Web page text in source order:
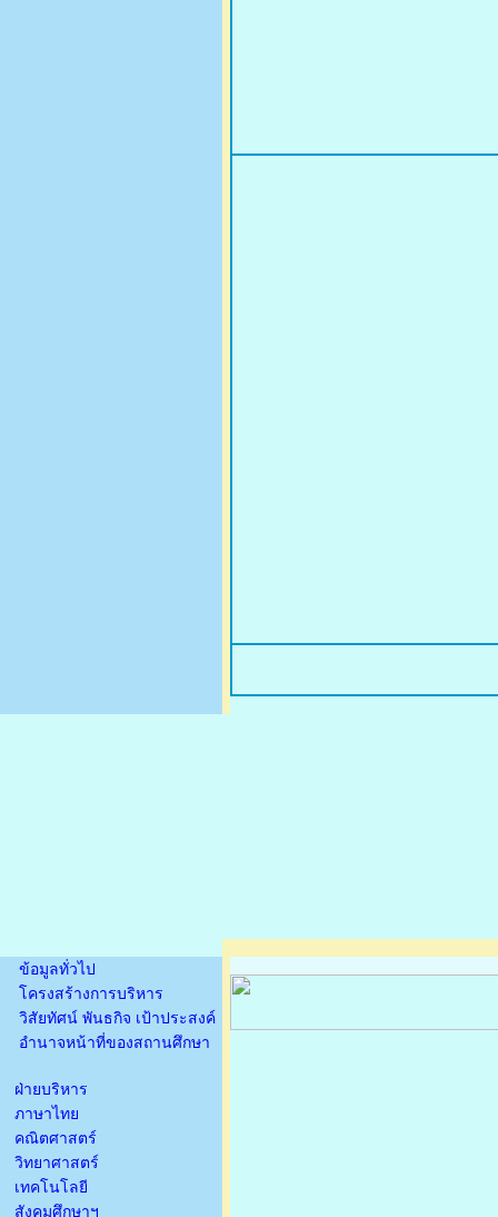
ข้อมูลทั่วไป
โครงสร้างการบริหาร
วิสัยทัศน์ พันธกิจ เป้าประสงค์
อำนาจหน้าที่ของสถานศึกษา
ฝ่ายบริหาร
ภาษาไทย
คณิตศาสตร์
วิทยาศาสตร์
เทคโนโลยี
สังคมศึกษาฯ